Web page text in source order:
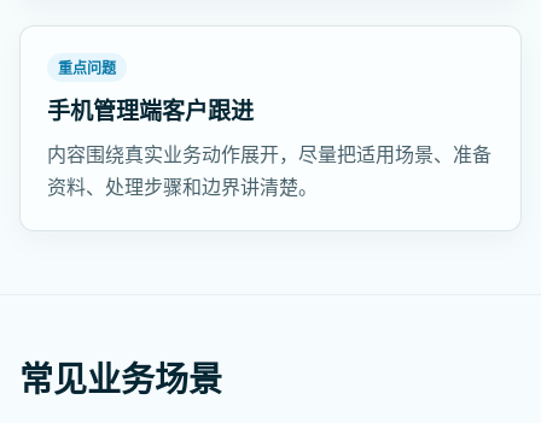
重点问题
手机管理端客户跟进
内容围绕真实业务动作展开，尽量把适用场景、准备
资料、处理步骤和边界讲清楚。
常见业务场景